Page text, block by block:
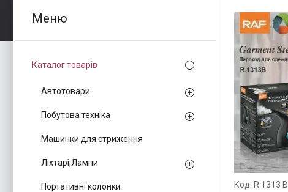
R 1313 B
Каталог товарів
Автотовари
Побутова техніка
Машинки для стриження
Ліхтарі,Лампи
Портативні колонки